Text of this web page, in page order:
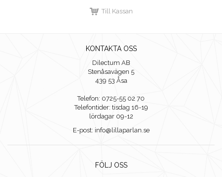
Till Kassan
KONTAKTA OSS
Dilectum AB
Stenåsavägen 5
439 53 Åsa
Telefon: 0725-55 02 70
Telefontider: tisdag 16-19
lördagar 09-12
E-post: info@lillaparlan.se
FÖLJ OSS